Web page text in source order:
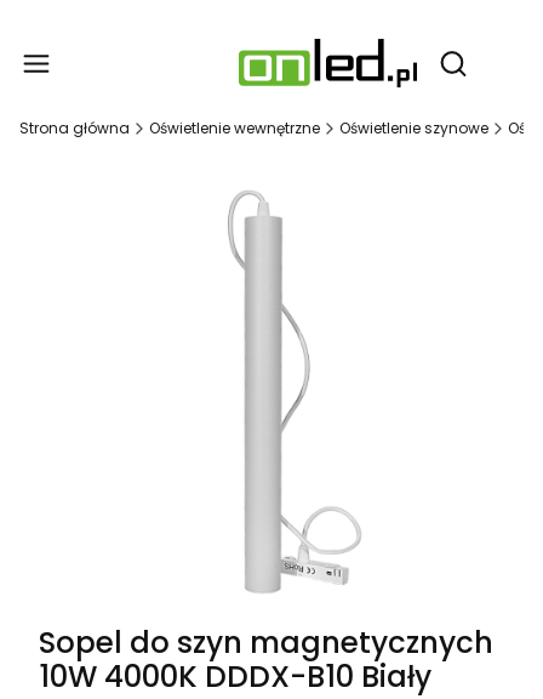
Otwórz
Strona główna Oświetlenie wewnętrzne Oświetlenie szynowe
Sopel do szyn magnetycznych
10W 4000K DDDX-B10 Biały